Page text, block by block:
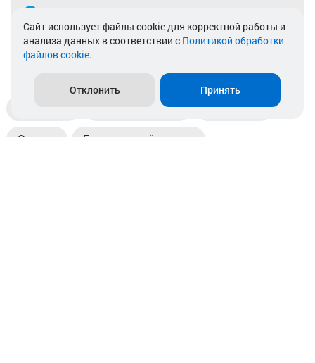
info@akkamulik.by
Пункты выдачи Магазины
Оплата Безналичный расчет
Cайт использует файлы cookie для корректной работы и
анализа данных в соответствии с Политикой обработки
файлов cookie.
Отклонить Принять